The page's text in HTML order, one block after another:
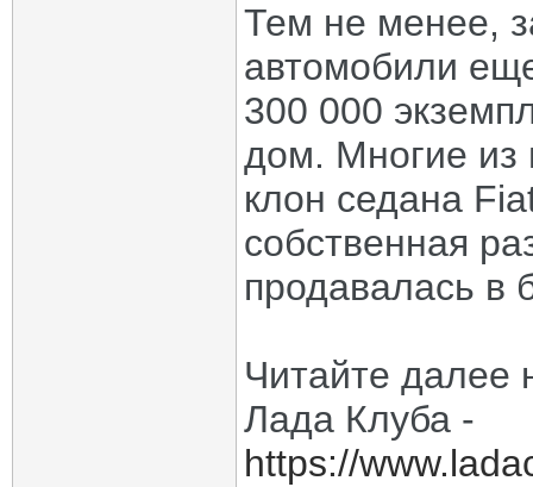
Тем не менее,
автомобили
300 000
дом. Многие из
клон седана
собственная
продавалась в
Читайте далее
Лада Клуба -
https://